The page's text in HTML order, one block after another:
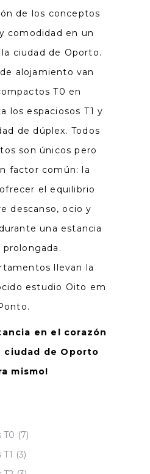
de los conceptos
comodidad en un
ciudad de Oporto.
alojamiento van
T0 en
los espaciosos T1 y
de dúplex. Todos
son únicos pero
factor común: la
el equilibrio
descanso, ocio y
una estancia
llevan la
estudio Oito em
en el corazón
ciudad de Oporto
mismo!
T0 (7)
(3)